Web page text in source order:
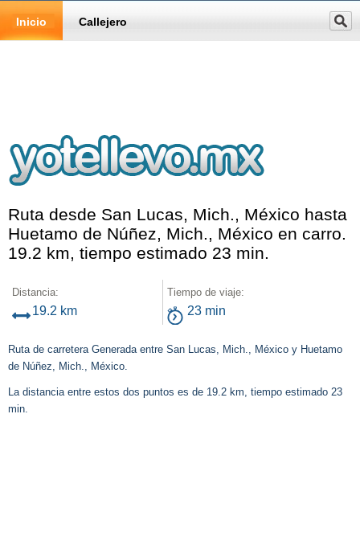
Inicio Callejero
Ruta desde San Lucas, Mich., México hasta
Huetamo de Núñez, Mich., México en carro.
19.2 km, tiempo estimado 23 min.
Distancia:
19.2 km
Tiempo de viaje:
23 min
Ruta de carretera Generada entre San Lucas, Mich., México y Huetamo
de Núñez, Mich., México.
La distancia entre estos dos puntos es de 19.2 km, tiempo estimado 23
min.